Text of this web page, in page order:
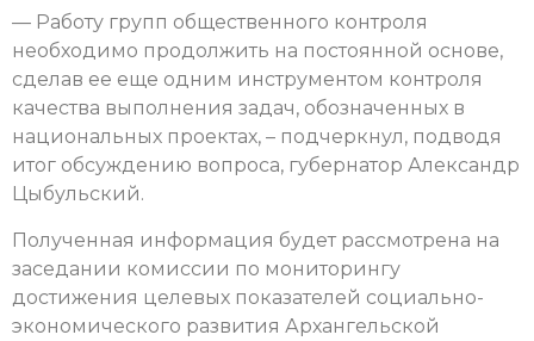
— Работу групп общественного контроля
необходимо продолжить на постоянной основе,
сделав ее еще одним инструментом контроля
качества выполнения задач, обозначенных в
национальных проектах, – подчеркнул, подводя
итог обсуждению вопроса, губернатор Александр
Цыбульский.
Полученная информация будет рассмотрена на
заседании комиссии по мониторингу
достижения целевых показателей социально-
экономического развития Архангельской